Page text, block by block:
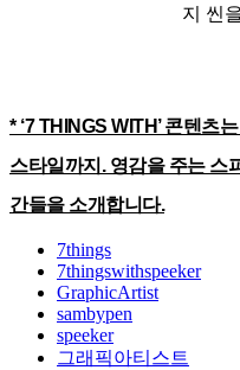
지 씬
* ‘7 THINGS WITH’ 콘텐츠
스타일까지. 영감을 주는 스
간들을 소개합니다.
7things
7thingswithspeeker
GraphicArtist
sambypen
speeker
그래픽아티스트